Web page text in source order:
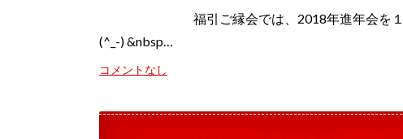
福引ご縁会では、2018年進年会を
(^_-) &nbsp…
コメントなし